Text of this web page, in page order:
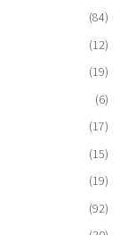
(84)
(12)
(19)
(6)
(17)
(15)
(19)
(92)